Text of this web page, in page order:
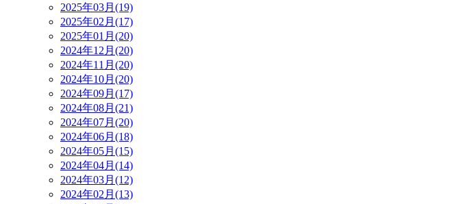
2025年03月(19)
2025年02月(17)
2025年01月(20)
2024年12月(20)
2024年11月(20)
2024年10月(20)
2024年09月(17)
2024年08月(21)
2024年07月(20)
2024年06月(18)
2024年05月(15)
2024年04月(14)
2024年03月(12)
2024年02月(13)